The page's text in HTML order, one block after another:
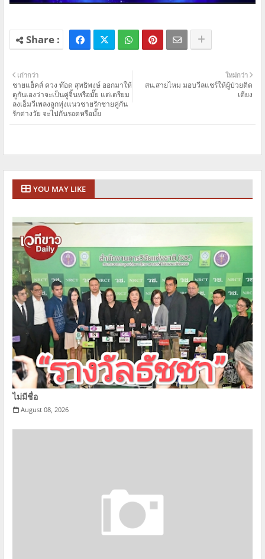
ใหม่กว่า
สน.สายไหม มอบวีลแชร์ให้ผู้ป่วยติด
เตียง
เก่ากว่า
ชายแฮ็คส์ ควง ท๊อด สุทธิพงษ์ ออกมาให้
ดูกันเองว่าจะเป็นคู่จิ้นหรือมั๊ย แต่เตรียม
ลงเอ็มวีเพลงลูกทุ่งแนวชายรักชายคู่กัน
รักต่างวัย จะไปกันรอดหรือมั๊ย
YOU MAY LIKE
ไม่มีชื่อ
August 08, 2026